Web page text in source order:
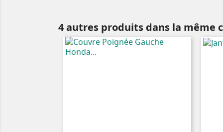
4 autres produits dans la même